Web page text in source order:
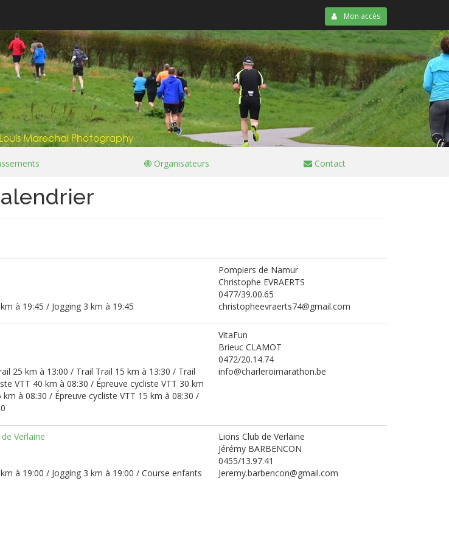
Mon accès
Organisateurs Contact
à 19:45 / Jogging 3 km à 19:45
Pompiers de Namur
Christophe EVRAERTS
0477/39.00.65
christopheevraerts74@gmail.com
25 km à 13:00 / Trail Trail 15 km à 13:30 / Trail
VTT 40 km à 08:30 / Épreuve cycliste VTT 30 km
à 08:30 / Épreuve cycliste VTT 15 km à 08:30 /
VitaFun
Brieuc CLAMOT
0472/20.14.74
info@charleroimarathon.be
Verlaine
à 19:00 / Jogging 3 km à 19:00 / Course enfants
Lions Club de Verlaine
Jérémy BARBENCON
0455/13.97.41
Jeremy.barbencon@gmail.com